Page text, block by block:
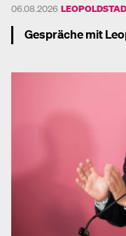
06.08.2026
Gespräche mit